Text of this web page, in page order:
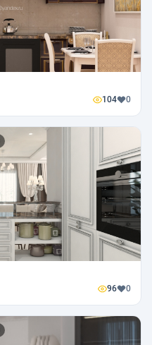
104 0
96 0